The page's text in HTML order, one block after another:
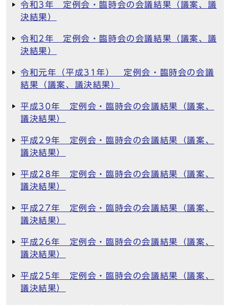
令和3年 定例会・臨時会の会議結果（議案、議
決結果）
令和2年 定例会・臨時会の会議結果（議案、議
決結果）
令和元年（平成31年） 定例会・臨時会の会議
結果（議案、議決結果）
平成30年 定例会・臨時会の会議結果（議案、
議決結果）
平成29年 定例会・臨時会の会議結果（議案、
議決結果）
平成28年 定例会・臨時会の会議結果（議案、
議決結果）
平成27年 定例会・臨時会の会議結果（議案、
議決結果）
平成26年 定例会・臨時会の会議結果（議案、
議決結果）
平成25年 定例会・臨時会の会議結果（議案、
議決結果）